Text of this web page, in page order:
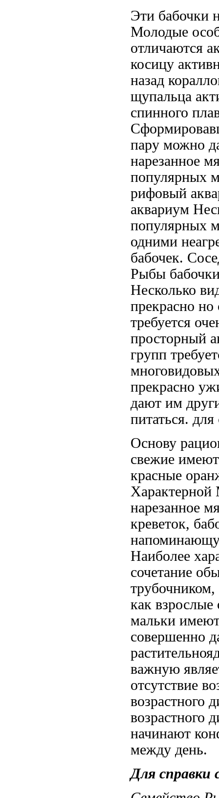
Эти бабочки
Молодые
отличаются
косицу
назад
щупальца
спинного
пару можно
нарезанное
популярных
рифовый
аквариум
популярных
одними
бабочек.
Рыбы
Несколько
прекрасно но
требуется
просторный
групп
прекрасно
дают им
питаться. для
Основу
свежие
красные
Характерной
нарезанное
креветок,
Наиболее
сочетание
как взрослые
мальки
совершенно
важную
отсутствие
возрастного
возрастного
начинают
между день.
Для справки